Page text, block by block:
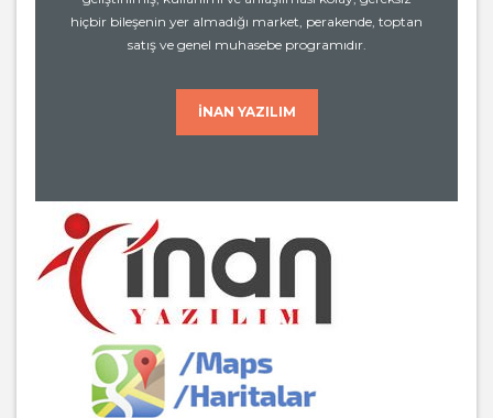
hiçbir bileşenin yer almadığı market, perakende, toptan
satış ve genel muhasebe programıdır.
İNAN YAZILIM